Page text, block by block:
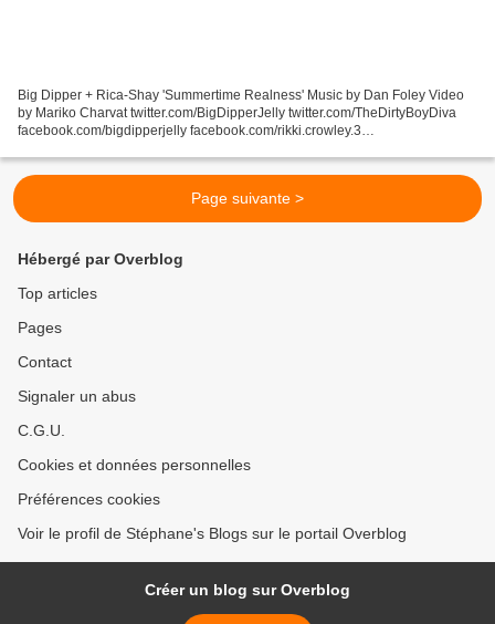
Big Dipper + Rica-Shay 'Summertime Realness' Music by Dan Foley Video
by Mariko Charvat twitter.com/BigDipperJelly twitter.com/TheDirtyBoyDiva
facebook.com/bigdipperjelly facebook.com/rikki.crowley.3
Page suivante >
Hébergé par Overblog
Top articles
Pages
Contact
Signaler un abus
C.G.U.
Cookies et données personnelles
Préférences cookies
Voir le profil de Stéphane's Blogs sur le portail Overblog
Créer un blog sur Overblog